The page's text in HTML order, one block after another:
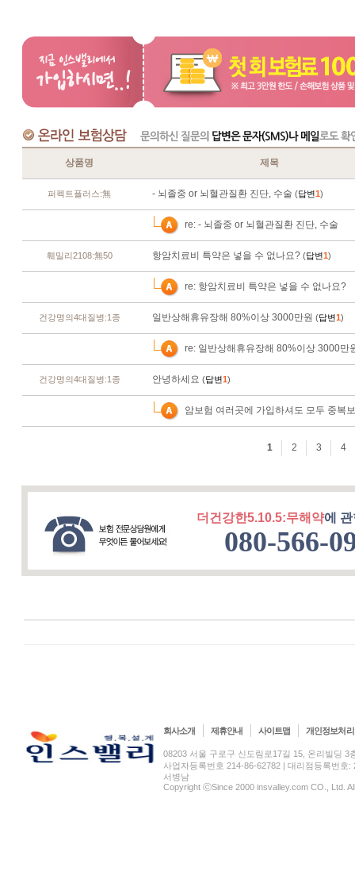
더건강한5.10.5:무해약에
080-566-
회사소개 제휴안내 사이트맵 개인정보처
08203 서울 구로구 신도림로17길 15, 온리빌딩
사업자등록번호 214-86-62782 | 대리점등록번호:
서병남
Copyright ⓒSince 2000 insvalley.com CO., Ltd.